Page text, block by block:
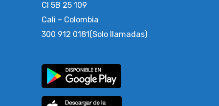
Cl 5B 25 109
Cali – Colombia
300 912 0181(Solo llamadas)